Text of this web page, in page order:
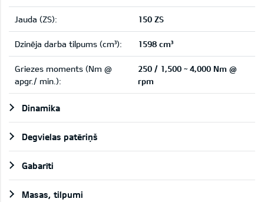
Jauda (ZS): 150 ZS
Dzinēja darba tilpums (cm³): 1598 cm³
Griezes moments (Nm @
apgr./ min.):
250 / 1,500 ~ 4,000 Nm @
rpm
Dinamika
Degvielas patēriņš
Gabarīti
Masas, tilpumi